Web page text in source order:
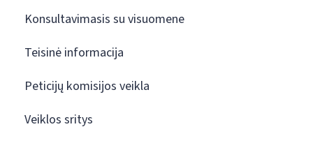
Konsultavimasis su visuomene
Teisinė informacija
Peticijų komisijos veikla
Veiklos sritys